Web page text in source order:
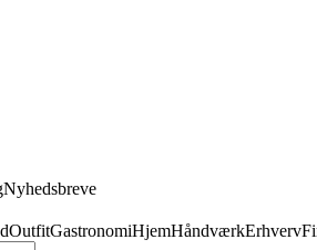
Nyhedsbreve
OutfitGastronomiHjemHåndværkErhverv